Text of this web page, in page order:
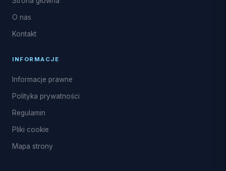
O nas
Kontakt
INFORMACJE
Informacje prawne
Polityka prywatności
Regulamin
Pliki cookie
Mapa strony